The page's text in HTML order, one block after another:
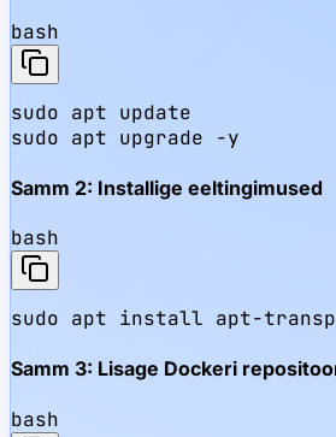
bash
sudo apt update
sudo apt upgrade -y
Samm 2: Installige eeltingimused
bash
sudo apt install apt-
Samm 3: Lisage Dockeri
bash